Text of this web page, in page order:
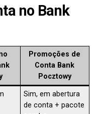
no Bank
Promoções de
Conta Bank
Pocztowy
Sim, em abertura
de conta + pacote